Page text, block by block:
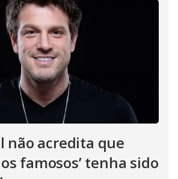
não acredita que
famosos’ tenha sido